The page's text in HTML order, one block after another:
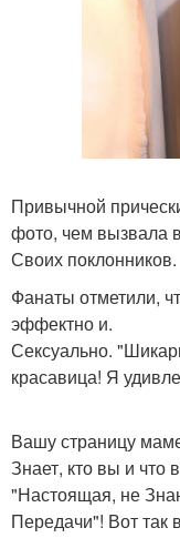
Привычной
фото, чем вызвала
Своих поклонников.
Фанаты отметили,
эффектно и.
Сексуально.
красавица! Я
Вашу страницу
Знает, кто вы и что
"Настоящая, не
Передачи"! Вот так